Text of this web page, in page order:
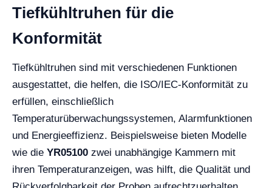
Tiefkühltruhen für die
Konformität
Tiefkühltruhen sind mit verschiedenen Funktionen
ausgestattet, die helfen, die ISO/IEC-Konformität zu
erfüllen, einschließlich
Temperaturüberwachungssystemen, Alarmfunktionen
und Energieeffizienz. Beispielsweise bieten Modelle
wie die YR05100 zwei unabhängige Kammern mit
ihren Temperaturanzeigen, was hilft, die Qualität und